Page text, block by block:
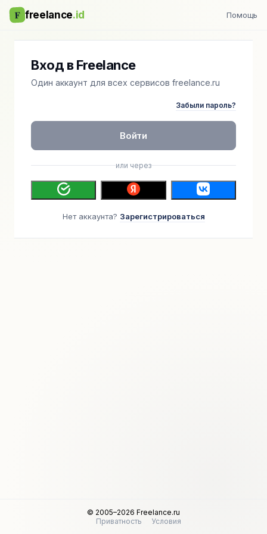
F freelance.id Помощь
Вход в Freelance
Один аккаунт для всех сервисов freelance.ru
Забыли пароль?
Войти
или через
Нет аккаунта? Зарегистрироваться
© 2005–2026 Freelance.ru
Приватность
Условия